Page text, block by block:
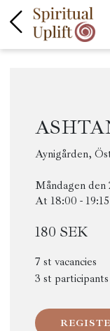
Aynigården,
Måndagen den
At 18:00 - 19:15
180 SEK
7 st vacancies
3 st participants